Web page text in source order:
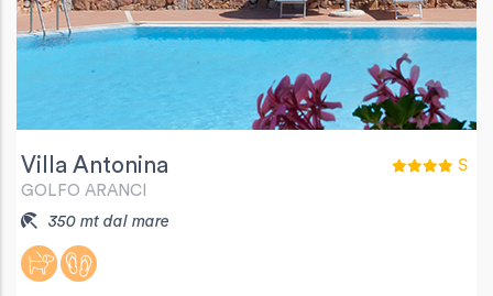
Villa Antonina
GOLFO ARANCI
350 mt dal mare
S